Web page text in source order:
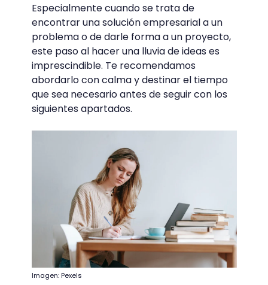
Especialmente cuando se trata de
encontrar una solución empresarial a un
problema o de darle forma a un proyecto,
este paso al hacer una lluvia de ideas es
imprescindible. Te recomendamos
abordarlo con calma y destinar el tiempo
que sea necesario antes de seguir con los
siguientes apartados.
Imagen: Pexels